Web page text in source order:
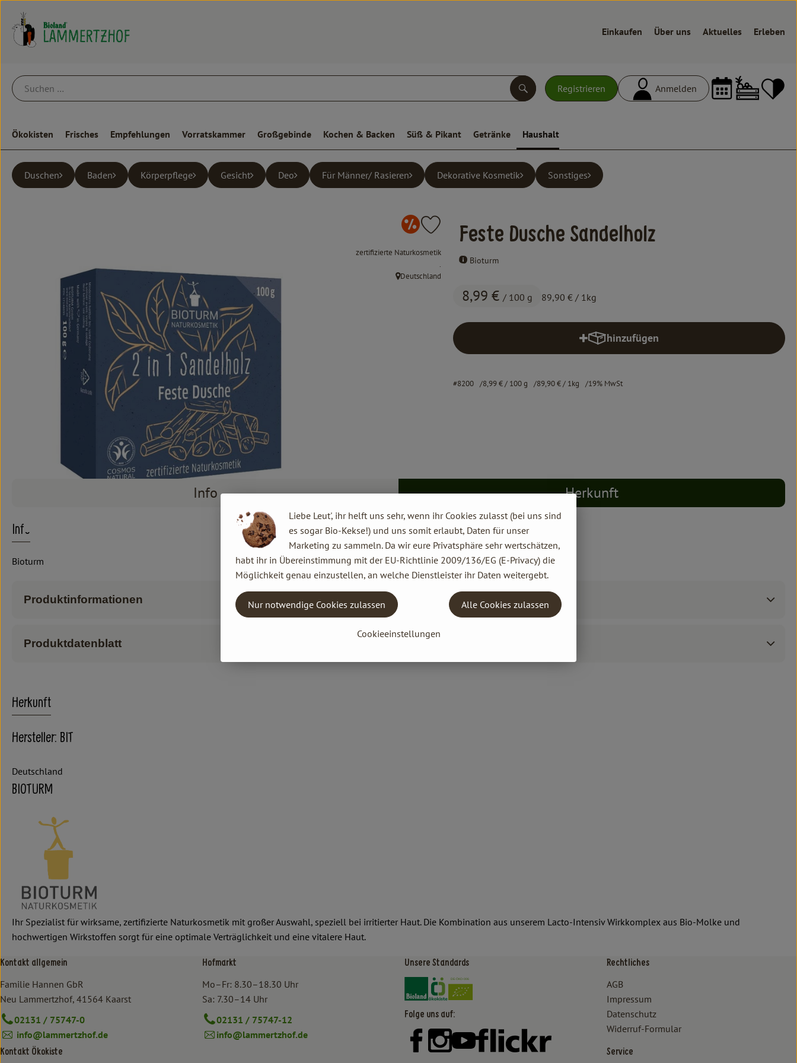
Einkaufen Über uns Aktuelles Erleben
Registrieren Anmelden
Suchen
Ökokisten Frisches Empfehlungen Vorratskammer Großgebinde Kochen & Backen Süß & Pikant Getränke Haushalt
Duschen Baden Körperpflege Gesicht Deo Für Männer/ Rasieren Dekorative Kosmetik Sonstiges
Feste Dusche Sandelholz
Bioturm
8,99 € / 100 g 89,90 € / 1kg
Produkt zu Favouriten hinzufügen
Monatsangebote
, Verband:
zertifizierte Naturkosmetik
, Kontrollstelle:
.
, Herkunft:
Deutschland
hinzufügen
Produkt zum Warenkorb hinzufügen
#8200 8,99 €/ 100 g 89,90 €/ 1kg 19% MwSt
Info Herkunft
Info
Bioturm
Produktinformationen
Produktdatenblatt
Herkunft
Hersteller: BIT
Deutschland
BIOTURM
Ihr Spezialist für wirksame, zertifizierte Naturkosmetik mit großer Auswahl, speziell bei irritierter Haut. Die Kombination aus unserem Lacto-Intensiv Wirkkomplex aus Bio-Molke und
hochwertigen Wirkstoffen sorgt für eine optimale Verträglichkeit und eine vitalere Haut.
Kontakt allgemein
Familie Hannen GbR
Neu Lammertzhof, 41564 Kaarst
02131 / 75747-0
info@lammertzhof.de
Kontakt Ökokiste
Hofmarkt
Mo–Fr: 8.30–18.30 Uhr
Sa: 7.30–14 Uhr
02131 / 75747-12
info@lammertzhof.de
Unsere Standards
Externer Link zu https://www.bioland.de/verbraucher
Externer Link zu https://www.oekokiste.de/
Folge uns auf:
Externer Link zu https://www.facebook.com/lammertzhof/
Externer Link zu https://www.instagram.com/lammertzhof/
Externer Link zu https://www.youtube.com/channel/
Externer Link zu https://www.flickr.com/photos/
Rechtliches
AGB
Impressum
Datenschutz
Widerruf-Formular
Service
Liebe Leut', ihr helft uns sehr, wenn ihr Cookies zulasst (bei uns sind
es sogar Bio-Kekse!) und uns somit erlaubt, Daten für unser
Marketing zu sammeln. Da wir eure Privatsphäre sehr wertschätzen,
habt ihr in Übereinstimmung mit der EU-Richtlinie 2009/136/EG (E-Privacy) die
Möglichkeit genau einzustellen, an welche Dienstleister ihr Daten weitergebt.
Cookieeinstellungen
Nur notwendige Cookies zulassen Alle Cookies zulassen